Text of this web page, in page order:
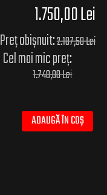
1.750,00 Lei
Preț obișnuit:2.187,50 Lei
Cel mai mic preț:
1.740,00 Lei
ADAUGĂ ÎN COȘ